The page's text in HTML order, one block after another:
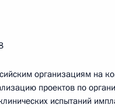
организациям на
проектов по
испытаний